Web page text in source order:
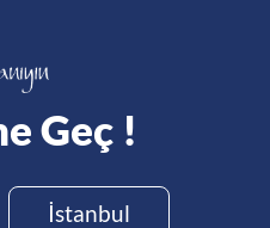
Geç !
İstanbul